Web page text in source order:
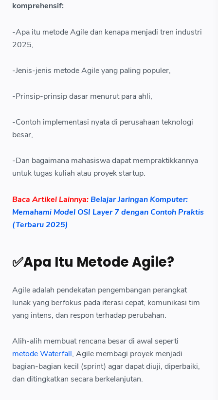
komprehensif:
-Apa itu metode Agile dan kenapa menjadi tren industri
2025,
-Jenis-jenis metode Agile yang paling populer,
-Prinsip-prinsip dasar menurut para ahli,
-Contoh implementasi nyata di perusahaan teknologi
besar,
-Dan bagaimana mahasiswa dapat mempraktikkannya
untuk tugas kuliah atau proyek startup.
Baca Artikel Lainnya: Belajar Jaringan Komputer:
Memahami Model OSI Layer 7 dengan Contoh Praktis
(Terbaru 2025)
✅Apa Itu Metode Agile?
Agile adalah pendekatan pengembangan perangkat
lunak yang berfokus pada iterasi cepat, komunikasi tim
yang intens, dan respon terhadap perubahan.
Alih-alih membuat rencana besar di awal seperti
metode Waterfall, Agile membagi proyek menjadi
bagian-bagian kecil (sprint) agar dapat diuji, diperbaiki,
dan ditingkatkan secara berkelanjutan.